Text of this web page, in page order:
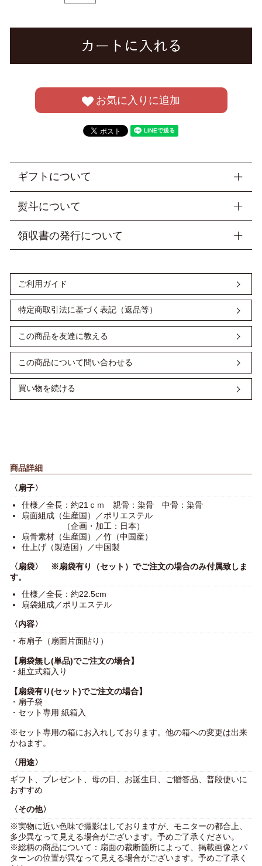
お気に入りに追加
ギフトについて
＜ ラッピング・梱包について ＞
す。
プレゼント包装ご希望の場合、ギフト用シールをお付けできま
■手提げ袋もご用意もしておりますので、ぜひご活用くださ
い。
※単品扇子（扇子袋なし）をお買い上げの方には、無料で差し
袋をおつけしておりますが、 セット扇子（扇子袋付き）の紙袋
は、2024年2月1日～有料とさせていただきます。
ご利用枚数分別途ご注文をお願いいたします。
●手提げ紙袋…1枚 110円（税込）
■包装は無料でご用意致します。
※リボン掛けは行っておりません。
熨斗について
料でお付けいたします。ご注文の際、「表書き」・「お名
前」・「内のし」又は「外のし」の3点のご指定を【備考欄】
※特にご要望がない場合は「内のし」でご用意いたします。箱
に熨斗をかけたあと、包装いたします。また、お名前のご指示
がない場合、ご注文者様のフルネームをお入れ致します。
縁起物として扇子を贈られる場合には、表書きを「寿恵廣(す
えひろ)」とされるのが多いです。扇を広げた形が末広がりを
意味し、幸せが末永く続きくようにという縁起の良い言葉で
す。
領収書の発行について
ご注文時、カート画面の備考欄に「領収書希望」「宛名」をご
記入ください。
宛名の記入がない場合は ご注文者様のお名前で発行いたしま
す。但書は、扇子代 と記載します。
領収書はお品物と同梱いたします。
お支払いに会員ポイントを使用した場合、ポイントを差し引い
た金額で領収書を発行いたします。
※ご注文者様とお届け先様が異なる場合でも、領収書の発行は
可能です。
原本を郵送または、メールで PDF ファイルを添付してお送り
いたしますので、備考欄にご記入ください。
＜ 銀行振込 ＞
ご利用ガイド
特定商取引法に基づく表記（返品等）
この商品を友達に教える
この商品について問い合わせる
買い物を続ける
商品詳細
〈扇子〉
仕様／全長：約21ｃｍ 親骨：染骨 中骨：染骨
扇面組成（生産国）／ポリエステル
（企画・加工：日本）
扇骨素材（生産国）／竹（中国産）
仕上げ（製造国）／中国製
〈扇袋〉 ※扇袋有り（セット）でご注文の場合のみ付属致しま
す。
仕様／全長：約22.5cm
扇袋組成／ポリエステル
〈内容〉
・布扇子（扇面片面貼り）
【扇袋無し(単品)でご注文の場合】
・組立式箱入り
【扇袋有り(セット)でご注文の場合】
・扇子袋
・セット専用 紙箱入
※セット専用の箱にお入れしております。他の箱への変更は出来
かねます。
〈用途〉
ギフト、プレゼント、母の日、お誕生日、ご贈答品、普段使いに
おすすめ
〈その他〉
※実物に近い色味で撮影はしておりますが、モニターの都合上、
多少異なって見える場合がございます。予めご了承ください。
※総柄の商品について：扇面の裁断箇所によって、掲載画像とパ
ターンの位置が異なって見える場合がございます。予めご了承く